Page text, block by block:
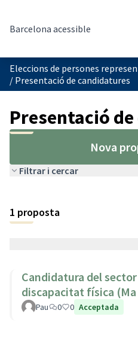
Barcelona acessible
/ Presentació de candidatures
Presentació
Nova
Filtrar i cercar
1 proposta
Candidatura del
discapacitat física (Ma
Pau 0 0 Acceptada